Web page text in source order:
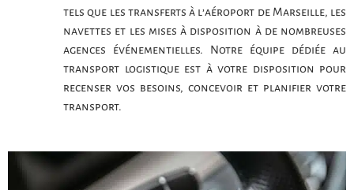
tels que les transferts à l’aéroport de Marseille, les
navettes et les mises à disposition à de nombreuses
agences événementielles. Notre équipe dédiée au
transport logistique est à votre disposition pour
recenser vos besoins, concevoir et planifier votre
transport.